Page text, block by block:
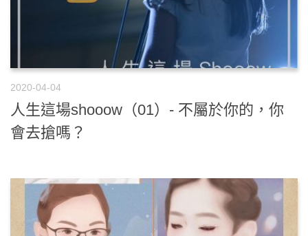
2020-04-04
人生這場shooow（01）- 不屬於你的，你
會去搶嗎？